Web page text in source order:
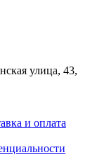
улица, 43,
и оплата